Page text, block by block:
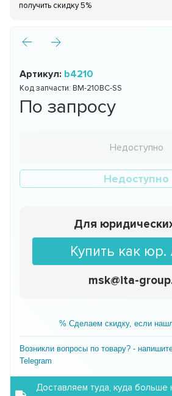
получить скидку 5%
Артикул: b4210
Код запчасти: BM-210BC-SS
По запросу
Недоступно
Недоступно
Для
Купить как юр.
msk@ita-
% Сделаем скидку, если
Возникли вопросы по товару? -
Telegram
Доставляем туда, куда больше